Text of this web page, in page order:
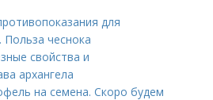
для
Польза чеснока
свойства и
архангела
на семена. Скоро будем